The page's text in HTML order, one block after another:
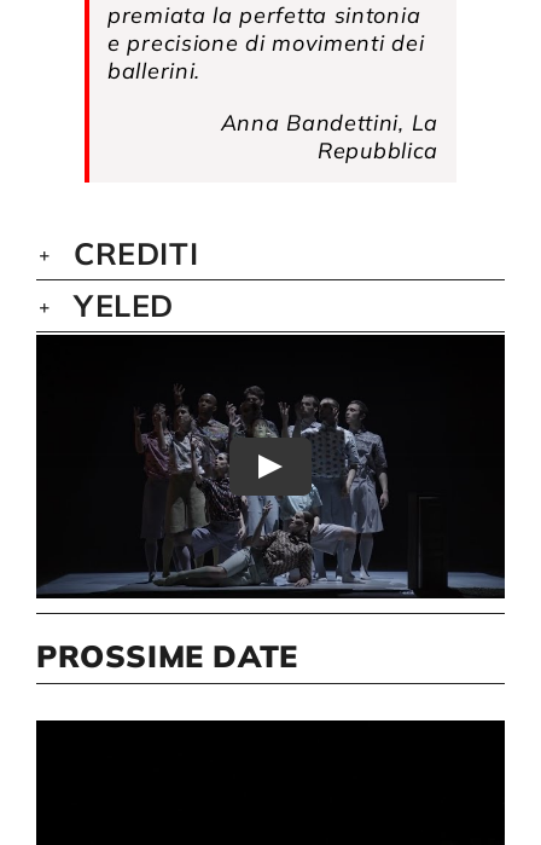
premiata la perfetta sintonia
e precisione di movimenti dei
ballerini.
Anna Bandettini, La
Repubblica
CREDITI
YELED
Play
PROSSIME DATE